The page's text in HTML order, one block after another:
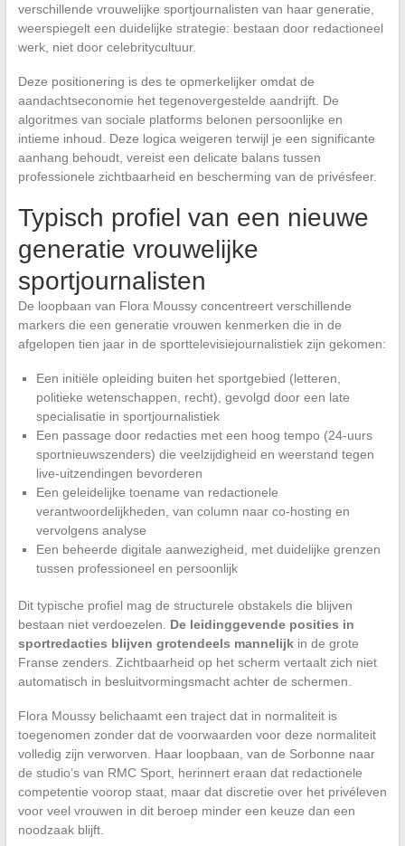
verschillende vrouwelijke sportjournalisten van haar generatie,
weerspiegelt een duidelijke strategie: bestaan door redactioneel
werk, niet door celebritycultuur.
Deze positionering is des te opmerkelijker omdat de
aandachtseconomie het tegenovergestelde aandrijft. De
algoritmes van sociale platforms belonen persoonlijke en
intieme inhoud. Deze logica weigeren terwijl je een significante
aanhang behoudt, vereist een delicate balans tussen
professionele zichtbaarheid en bescherming van de privésfeer.
Typisch profiel van een nieuwe
generatie vrouwelijke
sportjournalisten
De loopbaan van Flora Moussy concentreert verschillende
markers die een generatie vrouwen kenmerken die in de
afgelopen tien jaar in de sporttelevisiejournalistiek zijn gekomen:
Een initiële opleiding buiten het sportgebied (letteren,
politieke wetenschappen, recht), gevolgd door een late
specialisatie in sportjournalistiek
Een passage door redacties met een hoog tempo (24-uurs
sportnieuwszenders) die veelzijdigheid en weerstand tegen
live-uitzendingen bevorderen
Een geleidelijke toename van redactionele
verantwoordelijkheden, van column naar co-hosting en
vervolgens analyse
Een beheerde digitale aanwezigheid, met duidelijke grenzen
tussen professioneel en persoonlijk
Dit typische profiel mag de structurele obstakels die blijven
bestaan niet verdoezelen. De leidinggevende posities in
sportredacties blijven grotendeels mannelijkin de grote
Franse zenders. Zichtbaarheid op het scherm vertaalt zich niet
automatisch in besluitvormingsmacht achter de schermen.
Flora Moussy belichaamt een traject dat in normaliteit is
toegenomen zonder dat de voorwaarden voor deze normaliteit
volledig zijn verworven. Haar loopbaan, van de Sorbonne naar
de studio’s van RMC Sport, herinnert eraan dat redactionele
competentie voorop staat, maar dat discretie over het privéleven
voor veel vrouwen in dit beroep minder een keuze dan een
noodzaak blijft.